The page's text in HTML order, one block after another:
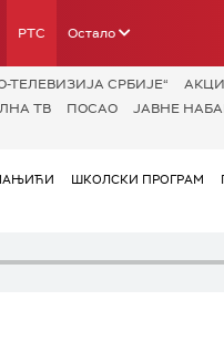
РТС Остало
СРБИЈЕ“
ТВ ПОСАО ЈАВНЕ
ШКОЛСКИ ПРОГРАМ